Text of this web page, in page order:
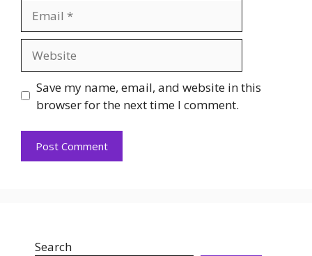
Save my name, email, and website in this
browser for the next time I comment.
Search